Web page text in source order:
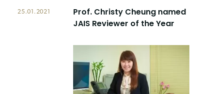
25.01.2021
Prof. Christy Cheung named
JAIS Reviewer of the Year